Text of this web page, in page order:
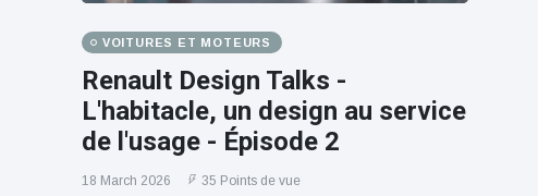
VOITURES ET MOTEURS
Renault Design Talks -
L'habitacle, un design au service
de l'usage - Épisode 2
18 March 2026 35 Points de vue